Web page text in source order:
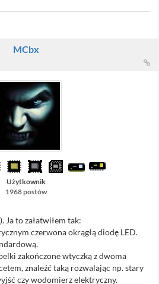
MCbx
Użytkownik
1968 postów
Ja to załatwiłem tak:
czerwona okrągłą diodę LED.
zakończone wtyczką z dwoma
znaleźć taką rozwalając np. stary
czy wodomierz elektryczny.